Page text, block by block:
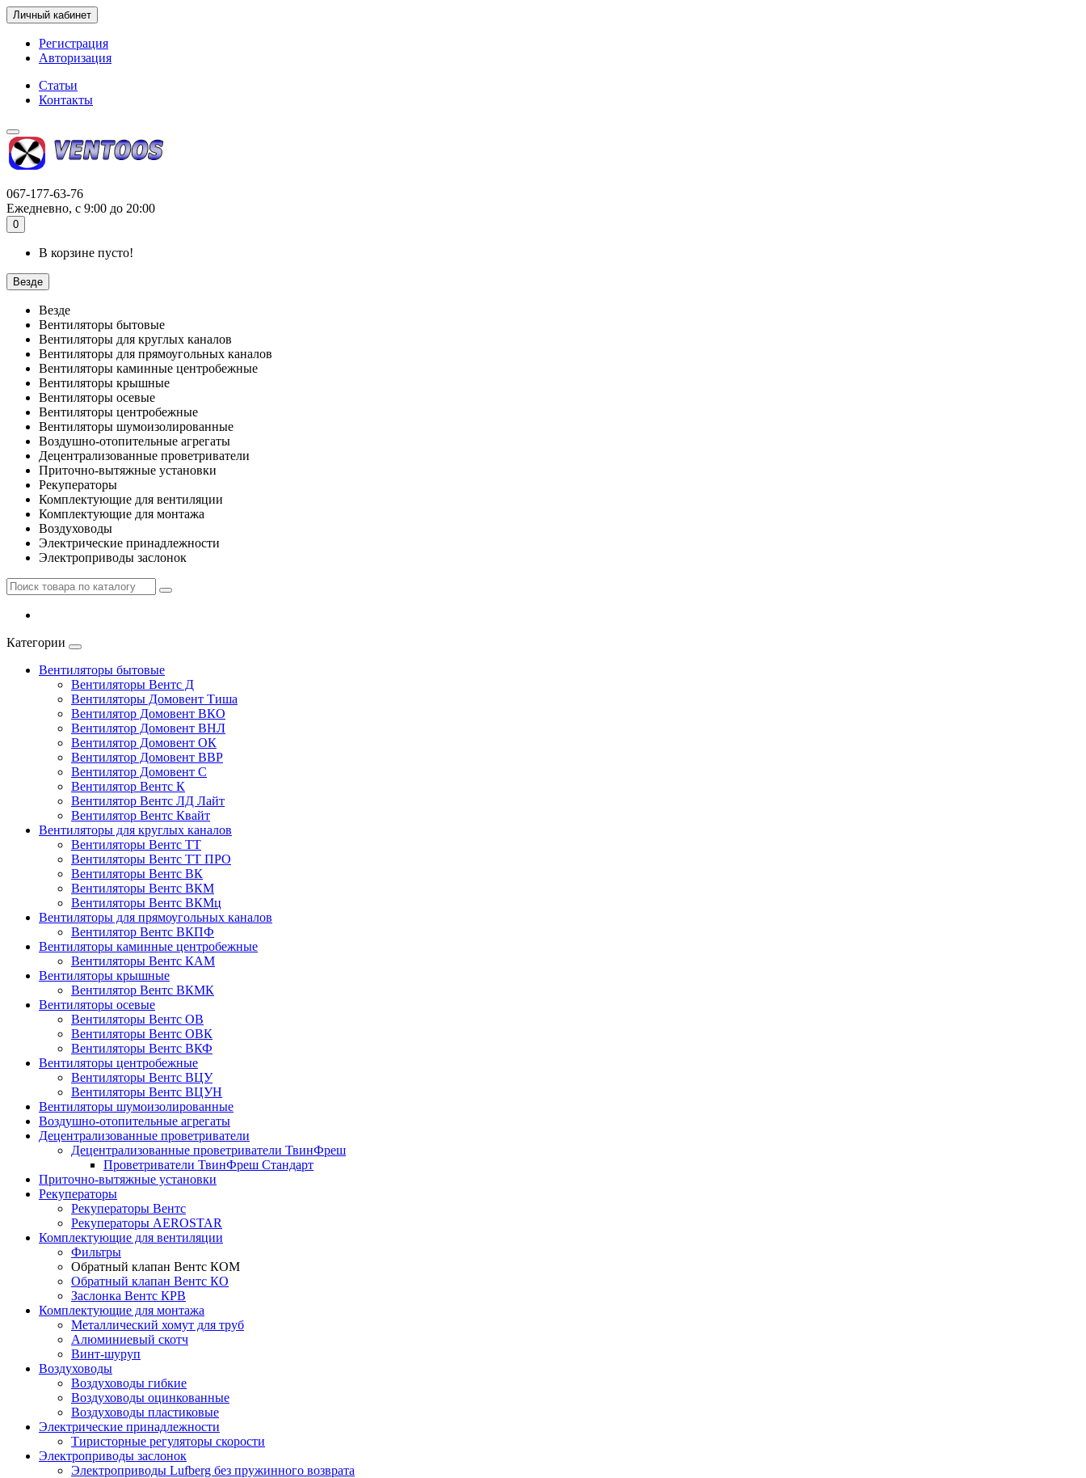
Личный кабинет
Регистрация
Авторизация
Статьи
Контакты
067-177-63-76
Ежедневно, с 9:00 до 20:00
0
В корзине пусто!
Везде
Везде
Вентиляторы бытовые
Вентиляторы для круглых каналов
Вентиляторы для прямоугольных каналов
Вентиляторы каминные центробежные
Вентиляторы крышные
Вентиляторы осевые
Вентиляторы центробежные
Вентиляторы шумоизолированные
Воздушно-отопительные агрегаты
Децентрализованные проветриватели
Приточно-вытяжные установки
Рекуператоры
Комплектующие для вентиляции
Комплектующие для монтажа
Воздуховоды
Электрические принадлежности
Электроприводы заслонок
Категории
Вентиляторы бытовые
Вентиляторы Вентс Д
Вентиляторы Домовент Тиша
Вентилятор Домовент ВКО
Вентилятор Домовент ВНЛ
Вентилятор Домовент ОК
Вентилятор Домовент ВВР
Вентилятор Домовент С
Вентилятор Вентс К
Вентилятор Вентс ЛД Лайт
Вентилятор Вентс Квайт
Вентиляторы для круглых каналов
Вентиляторы Вентс ТТ
Вентиляторы Вентс ТТ ПРО
Вентиляторы Вентс ВК
Вентиляторы Вентс ВКМ
Вентиляторы Вентс ВКМц
Вентиляторы для прямоугольных каналов
Вентилятор Вентс ВКПФ
Вентиляторы каминные центробежные
Вентиляторы Вентс КАМ
Вентиляторы крышные
Вентилятор Вентс ВКМК
Вентиляторы осевые
Вентиляторы Вентс ОВ
Вентиляторы Вентс ОВК
Вентиляторы Вентс ВКФ
Вентиляторы центробежные
Вентиляторы Вентс ВЦУ
Вентиляторы Вентс ВЦУН
Вентиляторы шумоизолированные
Воздушно-отопительные агрегаты
Децентрализованные проветриватели
Децентрализованные проветриватели ТвинФреш
Проветриватели ТвинФреш Стандарт
Приточно-вытяжные установки
Рекуператоры
Рекуператоры Вентс
Рекуператоры AEROSTAR
Комплектующие для вентиляции
Фильтры
Обратный клапан Вентс КОМ
Обратный клапан Вентс КО
Заслонка Вентс КРВ
Комплектующие для монтажа
Металлический хомут для труб
Алюминиевый скотч
Винт-шуруп
Воздуховоды
Воздуховоды гибкие
Воздуховоды оцинкованные
Воздуховоды пластиковые
Электрические принадлежности
Тиристорные регуляторы скорости
Электроприводы заслонок
Электроприводы Lufberg без пружинного возврата